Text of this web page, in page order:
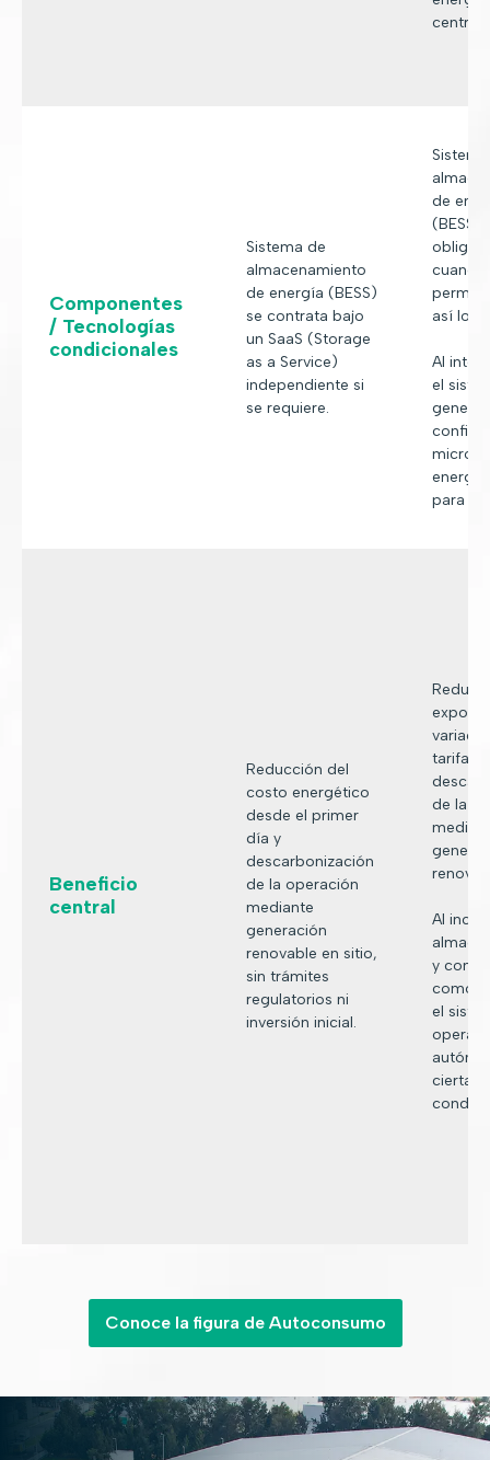
central
Componentes
/ Tecnologías
condicionales
Sistema de
almacenamiento
de energía (BESS)
se contrata bajo
un SaaS (Storage
as a Service)
independiente si
se requiere.
de
(BESS),
cuando
así lo
Al
el
para
Beneficio
central
Reducción del
costo energético
desde el primer
día y
descarbonización
de la operación
mediante
generación
renovable en sitio,
sin trámites
regulatorios ni
inversión inicial.
de la
Al
y
como
el
operar
ciertas
Conoce la figura de Autoconsumo